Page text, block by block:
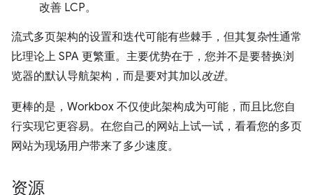
改善 LCP。
流式多页架构的设置和迭代可能有些棘手，但其复杂性通常
比理论上 SPA 更繁重。主要优势在于，您并不是要替换浏
览器的默认导航架构，而是要对其加以改进。
更棒的是，Workbox 不仅使此架构成为可能，而且比您自
行实现它更容易。在您自己的网站上试一试，看看您的多页
网站为现场用户带来了多少速度。
资源